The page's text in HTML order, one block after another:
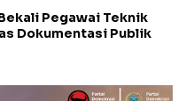
Pegawai Teknik
Dokumentasi Publik